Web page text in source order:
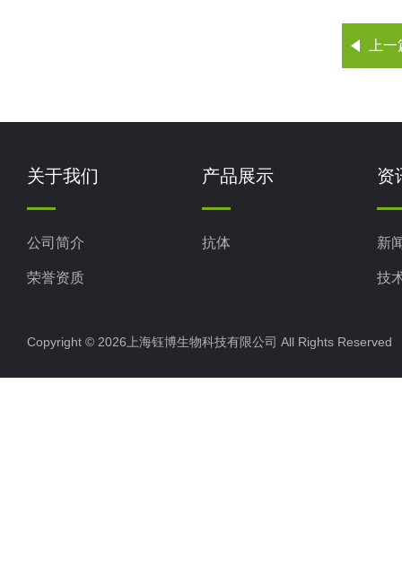
上
关于我们
公司简介
荣誉资质
产品展示
抗体
资
新
技
Copyright © 2026上海钰博生物科技有限公司 All Rights